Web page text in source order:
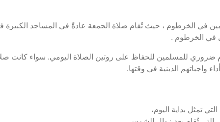
في الخرطوم ، حيث تُقام صلاة الجمعة عادةً في المساجد الكبيرة
في الخرطوم .
ضروري للمسلمين للحفاظ على روتين الصلاة اليومي. سواء كانت
واجباتهم الدينية في وقتها.
تمثل بداية اليوم،